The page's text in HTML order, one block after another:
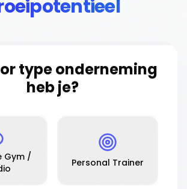
type onderneming
heb je?
Gym /
Personal Trainer